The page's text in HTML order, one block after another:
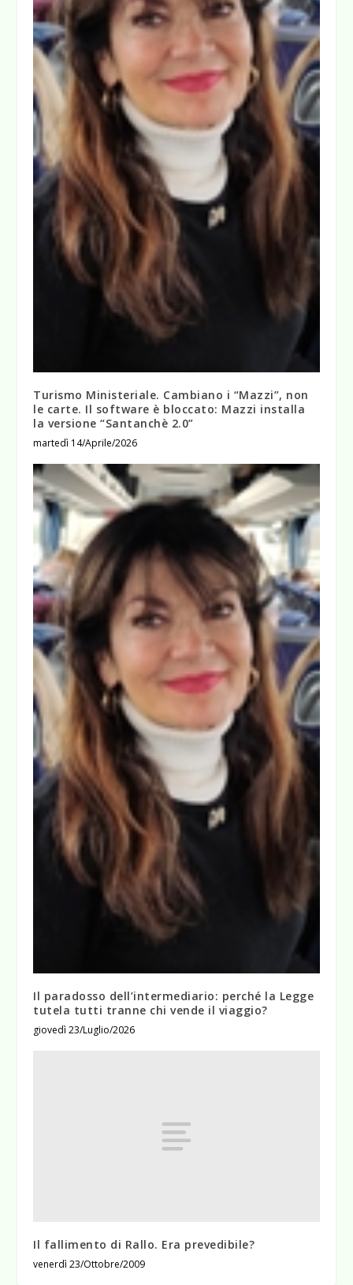
Turismo Ministeriale. Cambiano i “Mazzi”, non
le carte. Il software è bloccato: Mazzi installa
la versione “Santanchè 2.0”
martedì 14/Aprile/2026
Il paradosso dell’intermediario: perché la Legge
tutela tutti tranne chi vende il viaggio?
giovedì 23/Luglio/2026
Il fallimento di Rallo. Era prevedibile?
venerdì 23/Ottobre/2009